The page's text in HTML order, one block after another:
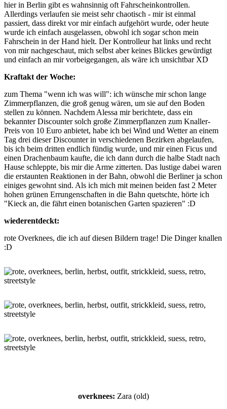
hier in Berlin gibt es wahnsinnig oft Fahrscheinkontrollen.
Allerdings verlaufen sie meist sehr chaotisch - mir ist einmal
passiert, dass direkt vor mir einfach aufgehört wurde, oder heute
wurde ich einfach ausgelassen, obwohl ich sogar schon mein
Fahrschein in der Hand hielt. Der Kontrolleur hat links und recht
von mir nachgeschaut, mich selbst aber keines Blickes gewürdigt
und einfach an mir vorbeigegangen, als wäre ich unsichtbar XD
Kraftakt der Woche:
zum Thema "wenn ich was will": ich wünsche mir schon lange
Zimmerpflanzen, die groß genug wären, um sie auf den Boden
stellen zu können. Nachdem Alessa mir berichtete, dass ein
bekannter Discounter solch große Zimmerpflanzen zum Knaller-
Preis von 10 Euro anbietet, habe ich bei Wind und Wetter an einem
Tag drei dieser Discounter in verschiedenen Bezirken abgelaufen,
bis ich beim dritten endlich fündig wurde, und mir einen Ficus und
einen Drachenbaum kaufte, die ich dann durch die halbe Stadt nach
Hause schleppte, bis mir die Arme zitterten. Das lustige dabei waren
die erstaunten Reaktionen in der Bahn, obwohl die Berliner ja schon
einiges gewohnt sind. Als ich mich mit meinen beiden fast 2 Meter
hohen grünen Errungenschaften in die Bahn quetschte, hörte ich
"Kieck an, die fährt einen botanischen Garten spazieren" :D
wiederentdeckt:
rote Overknees, die ich auf diesen Bildern trage! Die Dinger knallen
:D
overknees: Zara (old)